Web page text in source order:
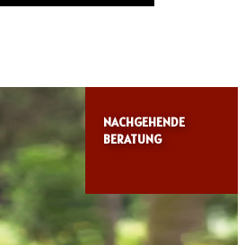
NACHGEHENDE
BERATUNG